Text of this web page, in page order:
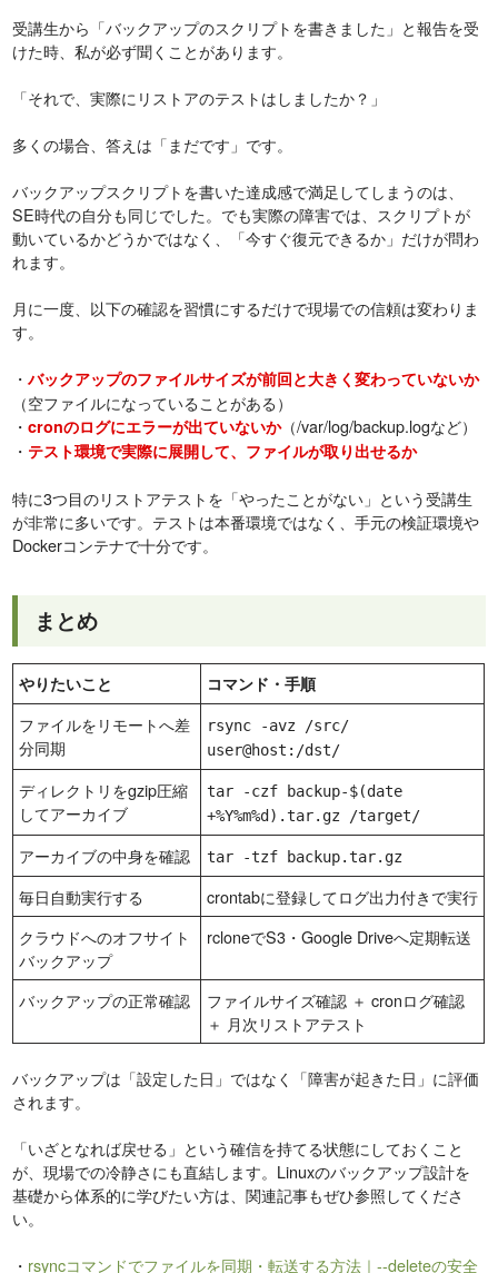
受講生から「バックアップのスクリプトを書きました」と報告を受
けた時、私が必ず聞くことがあります。
「それで、実際にリストアのテストはしましたか？」
多くの場合、答えは「まだです」です。
バックアップスクリプトを書いた達成感で満足してしまうのは、
SE時代の自分も同じでした。でも実際の障害では、スクリプトが
動いているかどうかではなく、「今すぐ復元できるか」だけが問わ
れます。
月に一度、以下の確認を習慣にするだけで現場での信頼は変わりま
す。
・バックアップのファイルサイズが前回と大きく変わっていないか
（空ファイルになっていることがある）
・cronのログにエラーが出ていないか（/var/log/backup.logなど）
・ テスト環境で実際に展開して、ファイルが取り出せるか
特に3つ目のリストアテストを「やったことがない」という受講生
が非常に多いです。テストは本番環境ではなく、手元の検証環境や
Dockerコンテナで十分です。
まとめ
やりたいこと コマンド・手順
ファイルをリモートへ差
分同期
rsync -avz /src/
user@host:/dst/
ディレクトリをgzip圧縮
してアーカイブ
tar -czf backup-$(date
+%Y%m%d).tar.gz /target/
アーカイブの中身を確認 tar -tzf backup.tar.gz
毎日自動実行する
crontabに登録してログ出力付きで実行
クラウドへのオフサイト
バックアップ
rcloneでS3・Google Driveへ定期転送
バックアップの正常確認
ファイルサイズ確認 ＋ cronログ確認
＋ 月次リストアテスト
バックアップは「設定した日」ではなく「障害が起きた日」に評価
されます。
「いざとなれば戻せる」という確信を持てる状態にしておくこと
が、現場での冷静さにも直結します。Linuxのバックアップ設計を
基礎から体系的に学びたい方は、関連記事もぜひ参照してくださ
い。
・ rsyncコマンドでファイルを同期・転送する方法｜--deleteの安全